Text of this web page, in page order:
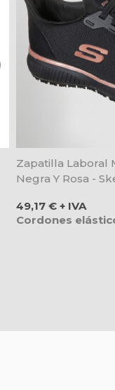
Zapatilla Laboral
Negra Y Rosa -
Precio
49,17 € + IVA
Cordones